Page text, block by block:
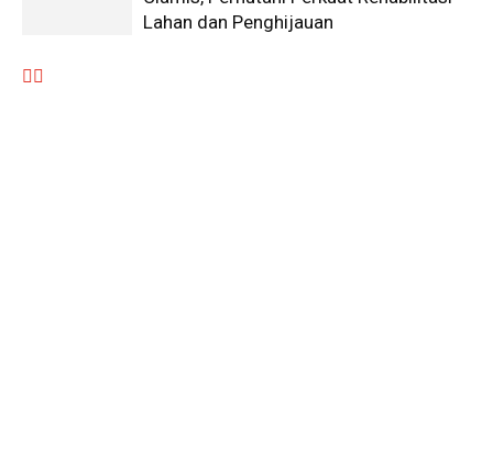
Lahan dan Penghijauan